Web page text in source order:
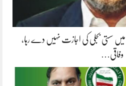
سستی بجلی کی اجازت نہیں دے رہا،
وفاقی…